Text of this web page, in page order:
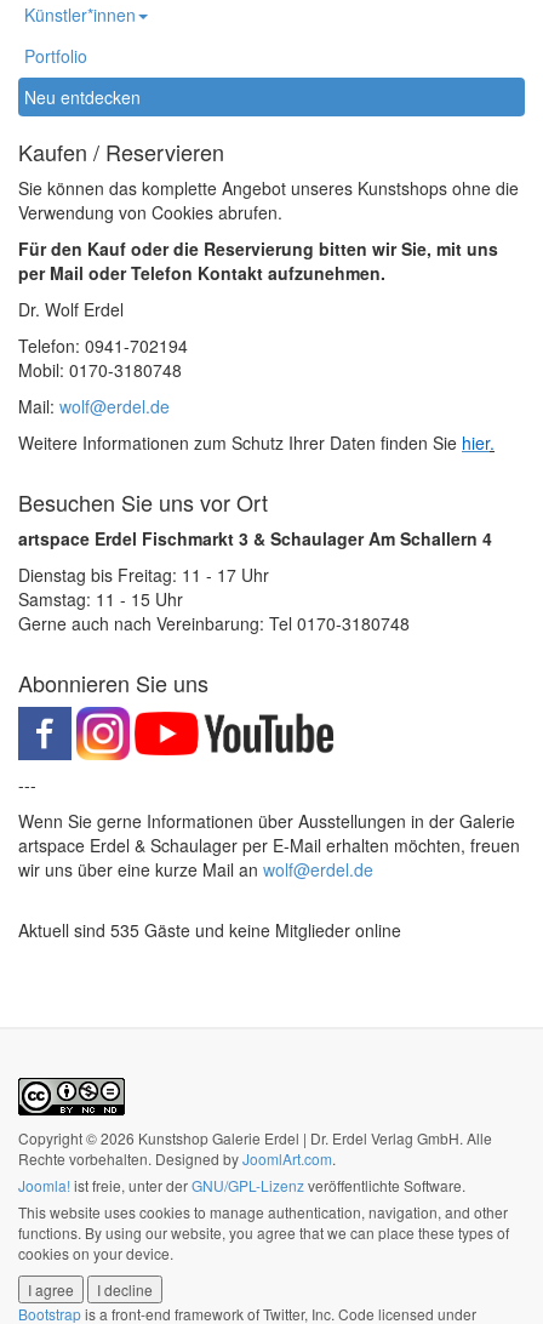
Künstler*innen
Portfolio
Neu entdecken
Kaufen / Reservieren
Sie können das komplette Angebot unseres Kunstshops ohne die
Verwendung von Cookies abrufen.
Für den Kauf oder die Reservierung bitten wir Sie, mit uns
per Mail oder Telefon Kontakt aufzunehmen.
Dr. Wolf Erdel
Telefon: 0941-702194
Mobil: 0170-3180748
Mail: wolf@erdel.de
Weitere Informationen zum Schutz Ihrer Daten finden Sie hier.
Besuchen Sie uns vor Ort
artspace Erdel Fischmarkt 3 & Schaulager Am Schallern 4
Dienstag bis Freitag: 11 - 17 Uhr
Samstag: 11 - 15 Uhr
Gerne auch nach Vereinbarung: Tel 0170-3180748
Abonnieren Sie uns
---
Wenn Sie gerne Informationen über Ausstellungen in der Galerie
artspace Erdel & Schaulager per E-Mail erhalten möchten, freuen
wir uns über eine kurze Mail an wolf@erdel.de
Aktuell sind 535 Gäste und keine Mitglieder online
Copyright © 2026 Kunstshop Galerie Erdel | Dr. Erdel Verlag GmbH. Alle
Rechte vorbehalten. Designed byJoomlArt.com.
Joomla!ist freie, unter derGNU/GPL-Lizenzveröffentlichte Software.
This website uses cookies to manage authentication, navigation, and other
functions. By using our website, you agree that we can place these types of
cookies on your device.
I agree
I decline
Bootstrapis a front-end framework of Twitter, Inc. Code licensed under